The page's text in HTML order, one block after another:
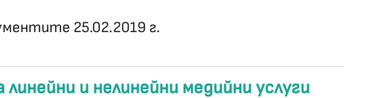
25.02.2019 г.
и нелинейни медийни услуги